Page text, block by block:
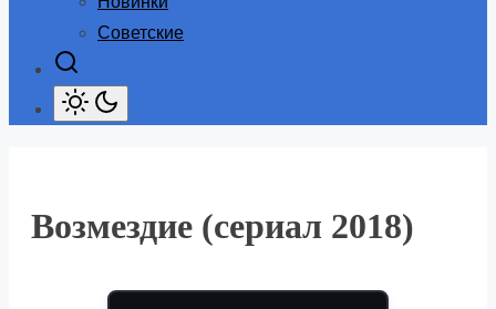
Советские
Возмездие (сериал 2018)